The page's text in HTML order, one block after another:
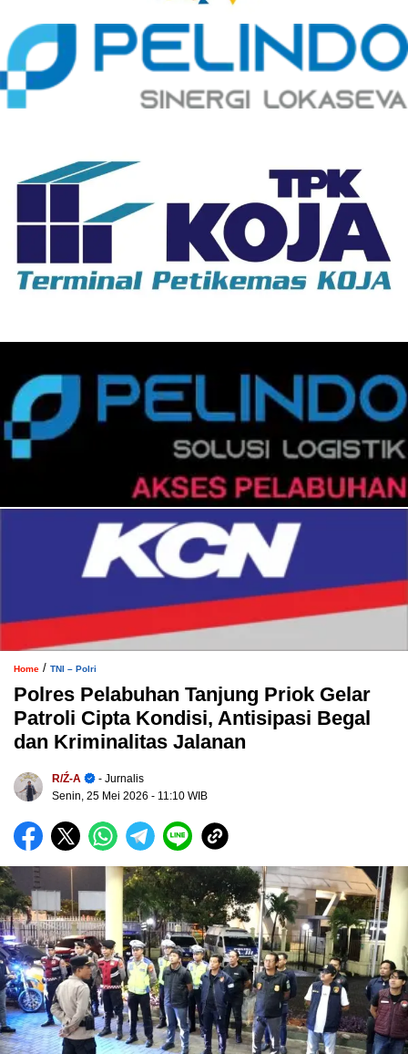
Home / TNI – Polri
Polres Pelabuhan Tanjung Priok Gelar
Patroli Cipta Kondisi, Antisipasi Begal
dan Kriminalitas Jalanan
R/ź-A
- Jurnalis
Senin, 25 Mei 2026 - 11:10 WIB